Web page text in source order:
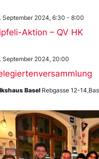
Aktion – QV HK
September 2024, 6:30 - 8:00
September 2024, 20:00
Basel Rebgasse 12-